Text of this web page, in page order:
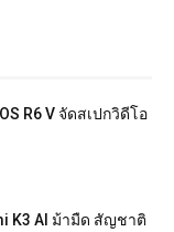
R6 V จัดสเปกวิดีโอ
K3 AI ม้ามืด สัญชาติ